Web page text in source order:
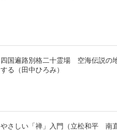
四国遍路別格二十霊場 空海伝説の
する（田中ひろみ）
やさしい「禅」入門（立松和平 南